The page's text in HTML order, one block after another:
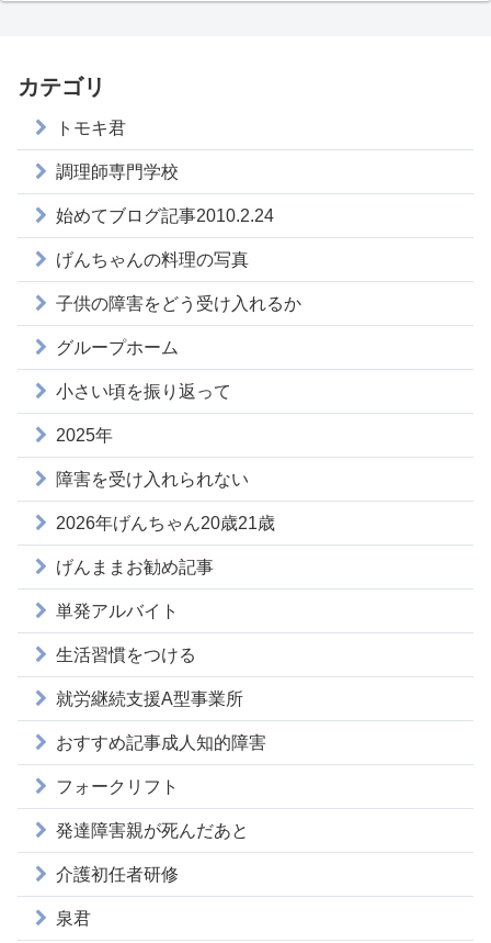
カテゴリ
トモキ君
調理師専門学校
始めてブログ記事2010.2.24
げんちゃんの料理の写真
子供の障害をどう受け入れるか
グループホーム
小さい頃を振り返って
2025年
障害を受け入れられない
2026年げんちゃん20歳21歳
げんままお勧め記事
単発アルバイト
生活習慣をつける
就労継続支援A型事業所
おすすめ記事成人知的障害
フォークリフト
発達障害親が死んだあと
介護初任者研修
泉君